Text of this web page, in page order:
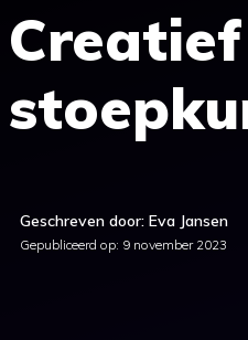
Geschreven door: Eva Jansen
Gepubliceerd op: 9 november 2023